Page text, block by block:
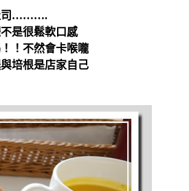
司……….
是很鬆軟口感
！不然會卡喉嚨
培根是店家自己